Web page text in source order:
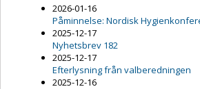
2026-01-16
Påminnelse: Nordisk
2025-12-17
Nyhetsbrev 182
2025-12-17
Efterlysning från valberedningen
2025-12-16